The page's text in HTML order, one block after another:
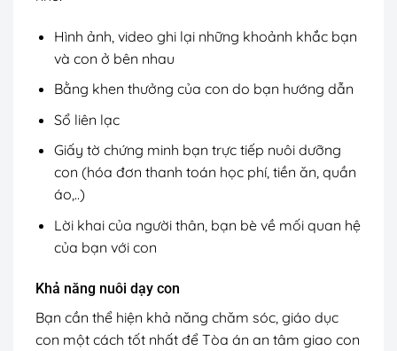
Hình ảnh, video ghi lại những khoảnh khắc bạn
và con ở bên nhau
Bằng khen thưởng của con do bạn hướng dẫn
Sổ liên lạc
Giấy tờ chứng minh bạn trực tiếp nuôi dưỡng
con (hóa đơn thanh toán học phí, tiền ăn, quần
áo,..)
Lời khai của người thân, bạn bè về mối quan hệ
của bạn với con
Khả năng nuôi dạy con
Bạn cần thể hiện khả năng chăm sóc, giáo dục
con một cách tốt nhất để Tòa án an tâm giao con